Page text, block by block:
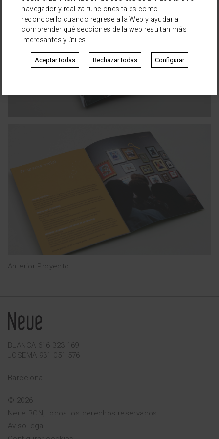
Anterior Proyecto
BLANCA 616 323 169
JOSEMA 931 051 576
Barcelona
© 2026
Neue BCN, todos los derechos reservados.
Aviso legal
navegador y realiza funciones tales como
reconocerlo cuando regrese a la Web y ayudar a
comprender qué secciones de la web resultan más
interesantes y útiles.
Aceptar todas Rechazar todas Configurar